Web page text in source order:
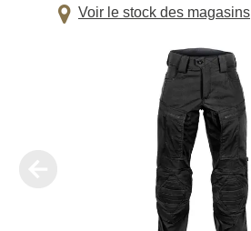
Voir le stock des magasins